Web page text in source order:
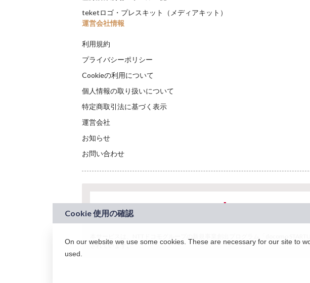
teketロゴ・プレスキット（メディアキット）
運営会社情報
利用規約
プライバシーポリシー
Cookieの利用について
個人情報の取り扱いについて
特定商取引法に基づく表示
運営会社
お知らせ
お問い合わせ
されています。
On our website we use some cookies. These are necessary for our site to
used.